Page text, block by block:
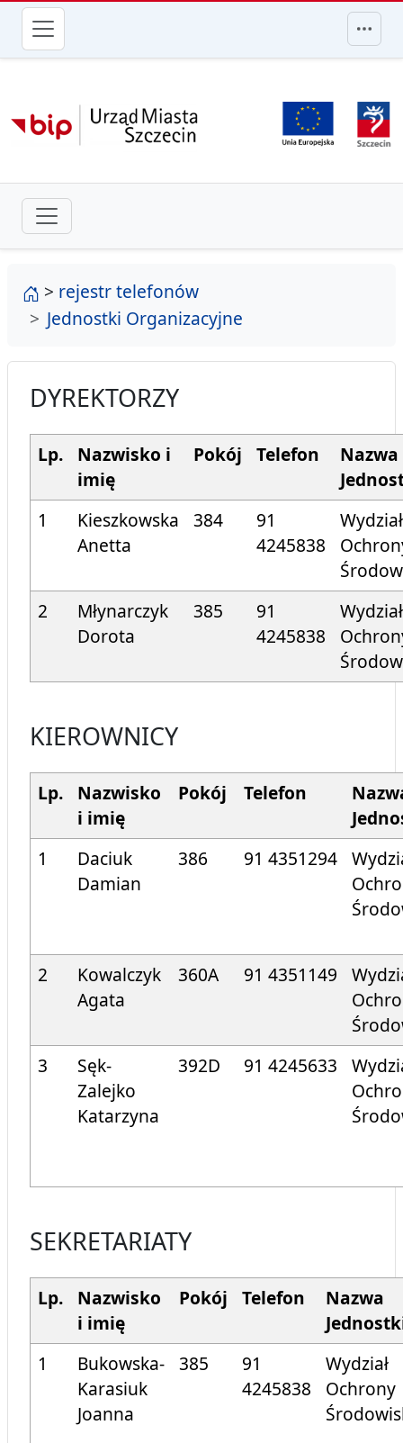
przejdź do głównego menu
strona główna
> rejestr telefonów
Jednostki Organizacyjne
DYREKTORZY
Lp.
Nazwisko i
imię
Pokój Telefon
Nazwa
1
Kieszkowska
Anetta
384
91
4245838
Wydział
2
Młynarczyk
Dorota
385
91
4245838
Wydział
KIEROWNICY
Lp.
Nazwisko
i imię
Pokój Telefon
1
Daciuk
Damian
386 91 4351294
2
Kowalczyk
Agata
360A 91 4351149
3
Sęk-
Zalejko
Katarzyna
392D 91 4245633
SEKRETARIATY
Lp.
Nazwisko
i imię
Pokój Telefon
Nazwa
1
Bukowska-
Karasiuk
Joanna
385
91
4245838
Wydział
Ochrony